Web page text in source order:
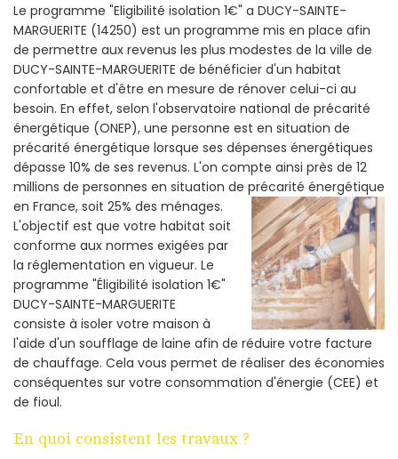
Le programme "Eligibilité isolation 1€" a DUCY-SAINTE-
MARGUERITE (14250) est un programme mis en place afin
de permettre aux revenus les plus modestes de la ville de
DUCY-SAINTE-MARGUERITE de bénéficier d'un habitat
confortable et d'être en mesure de rénover celui-ci au
besoin. En effet, selon l'observatoire national de précarité
énergétique (ONEP), une personne est en situation de
précarité énergétique lorsque ses dépenses énergétiques
dépasse 10% de ses revenus. L'on compte ainsi près de 12
millions de personnes en situation de précarité énergétique
en France, soit 25% des ménages.
L'objectif est que votre habitat soit
conforme aux normes exigées par
la réglementation en vigueur. Le
programme "Éligibilité isolation 1€"
DUCY-SAINTE-MARGUERITE
consiste à isoler votre maison à
l'aide d'un soufflage de laine afin de réduire votre facture
de chauffage. Cela vous permet de réaliser des économies
conséquentes sur votre consommation d'énergie (CEE) et
de fioul.
En quoi consistent les travaux ?